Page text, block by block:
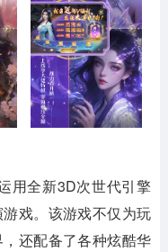
用全新3D次世代引擎
戏。该游戏不仅为玩
还配备了各种炫酷华